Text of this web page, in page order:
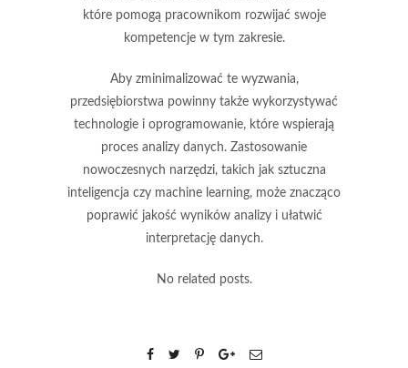
które pomogą pracownikom rozwijać swoje
kompetencje w tym zakresie.
Aby zminimalizować te wyzwania,
przedsiębiorstwa powinny także wykorzystywać
technologie i oprogramowanie, które wspierają
proces analizy danych. Zastosowanie
nowoczesnych narzędzi, takich jak sztuczna
inteligencja czy machine learning, może znacząco
poprawić jakość wyników analizy i ułatwić
interpretację danych.
No related posts.